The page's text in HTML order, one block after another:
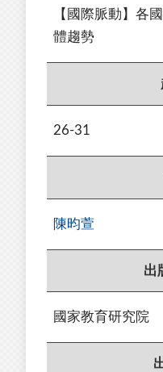
【國際脈動】各
體趨勢
26-31
陳昀萱
出
國家教育研究院